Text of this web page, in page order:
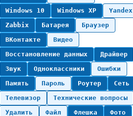
Windows 10
Windows XP
Yandex
Zabbix
Батарея
Браузер
ВКонтакте
Видео
Восстановление данных
Драйвер
Звук
Одноклассники
Ошибки
Память
Пароль Роутер
Сеть
Телевизор
Технические вопросы
Удалить
Файл Флешка
Фото